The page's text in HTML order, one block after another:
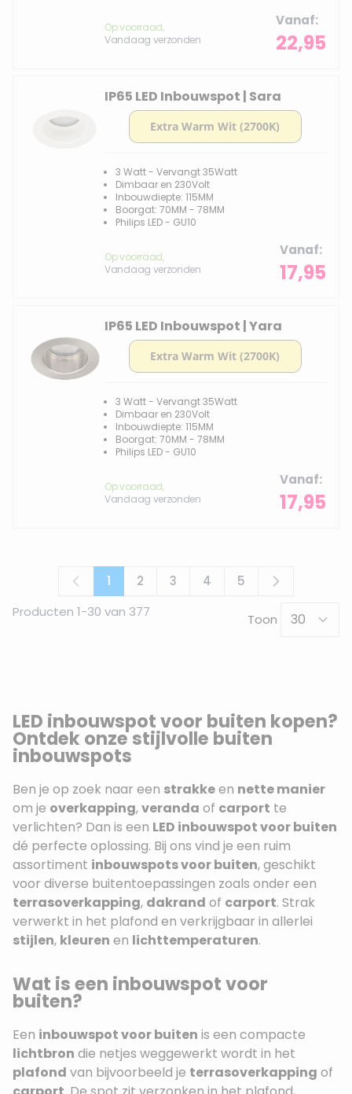
Op voorraad,
Vandaag verzonden
Vanaf
22,95
IP65 LED Inbouwspot | Sara
3 Watt - Vervangt 35Watt
Dimbaar en 230Volt
Inbouwdiepte: 115MM
Boorgat: 70MM - 78MM
Philips LED - GU10
Op voorraad,
Vandaag verzonden
Vanaf
17,95
IP65 LED Inbouwspot | Yara
3 Watt - Vervangt 35Watt
Dimbaar en 230Volt
Inbouwdiepte: 115MM
Boorgat: 70MM - 78MM
Philips LED - GU10
Op voorraad,
Vandaag verzonden
Vanaf
17,95
Producten 1-30 van 377
U lees momenteel pagina
1 Pagina
2 Pagina
3 Pagina
4 Pagina
5
Toon
LED inbouwspot voor buiten kopen?
Ontdek onze stijlvolle buiten
inbouwspots
Ben je op zoek naar een strakkeen nette manier
om je overkapping,veranda of carport te
verlichten? Dan is een LED inbouwspot voor buiten
dé perfecte oplossing. Bij ons vind je een ruim
assortiment inbouwspots voor buiten, geschikt
voor diverse buitentoepassingen zoals onder een
terrasoverkapping, dakrand of carport. Strak
verwerkt in het plafond en verkrijgbaar in allerlei
stijlen, kleuren en lichttemperaturen.
Wat is een inbouwspot voor
buiten?
Een inbouwspot voor buiten is een compacte
lichtbron die netjes weggewerkt wordt in het
plafond van bijvoorbeeld je terrasoverkapping of